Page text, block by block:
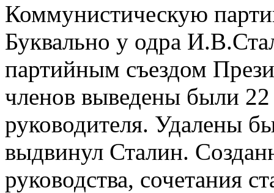
Коммунистическую
Буквально у одра
партийным съездом
членов выведены были
руководителя. Удалены
выдвинул Сталин.
руководства, сочетания